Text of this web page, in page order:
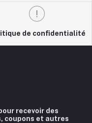
de confidentialité
recevoir des
coupons et autres